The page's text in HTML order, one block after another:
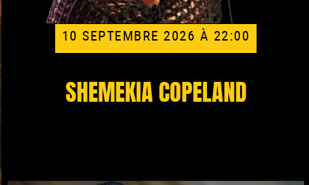
10 SEPTEMBRE 2026 À 22:00
SHEMEKIA COPELAND